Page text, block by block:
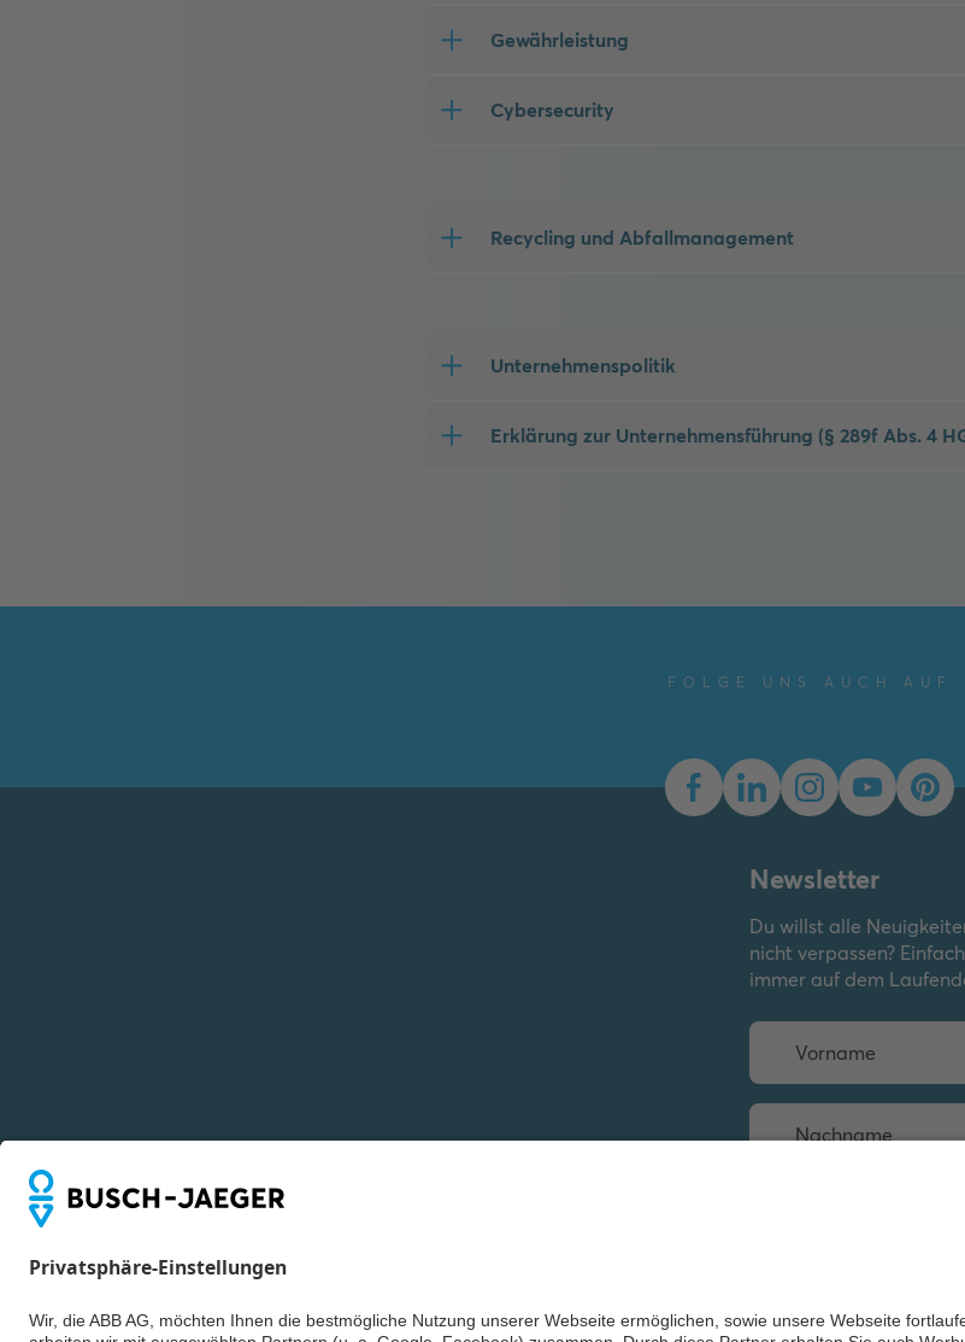
Gewährleistung
Cybersecurity
Recycling und Abfallmanagement
Unternehmenspolitik
Erklärung zur Unternehmensführung (§ 289f Abs. 4
FOLGE UNS AUCH AUF
Newsletter
Du willst alle
nicht verpassen?
immer auf dem